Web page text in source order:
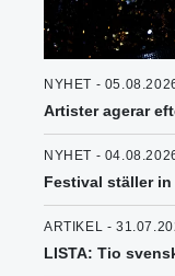
NYHET -
Artister agerar
NYHET -
Festival ställer
ARTIKEL -
LISTA: Tio